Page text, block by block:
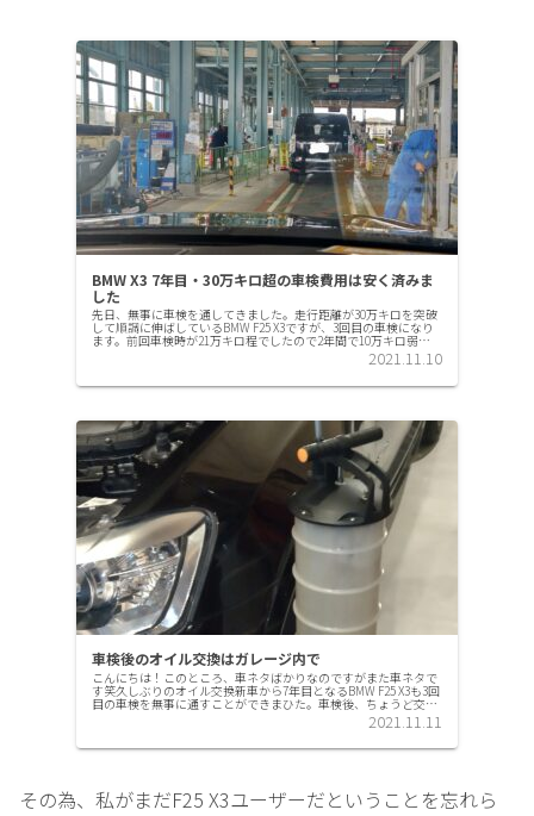
BMW X3 7年目・30万キロ超の車検費用は安く済みま
した
先日、無事に車検を通してきました。走行距離が30万キロを突破
して順調に伸ばしているBMW F25 X3ですが、3回目の車検になり
ます。前回車検時が21万キロ程でしたので2年間で10万キロ弱走
行していました。車検後翌日の走行距離今回、午前休み...2021.11.10
車検後のオイル交換はガレージ内で
こんにちは！このところ、車ネタばかりなのですがまた車ネタで
す笑久しぶりのオイル交換新車から7年目となるBMW F25 X3も3回
目の車検を無事に通すことができまひた。車検後、ちょうど交換
時期が近づいたエンジンオイルをDIY交換をすることにし...2021.11.11
その為、私がまだF25 X3ユーザーだということを忘れら